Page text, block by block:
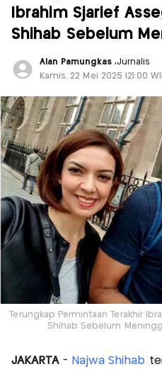
Ibrahim Sjarief
Shihab Sebelum
Alan Pamungkas ,Jurnalis
Kamis, 22 Mei 2025 |21:00
Terungkap Permintaan Terakhir
Shihab Sebelum
JAKARTA - Najwa Shihab